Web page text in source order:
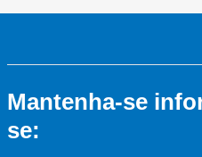
Mantenha-se
se: